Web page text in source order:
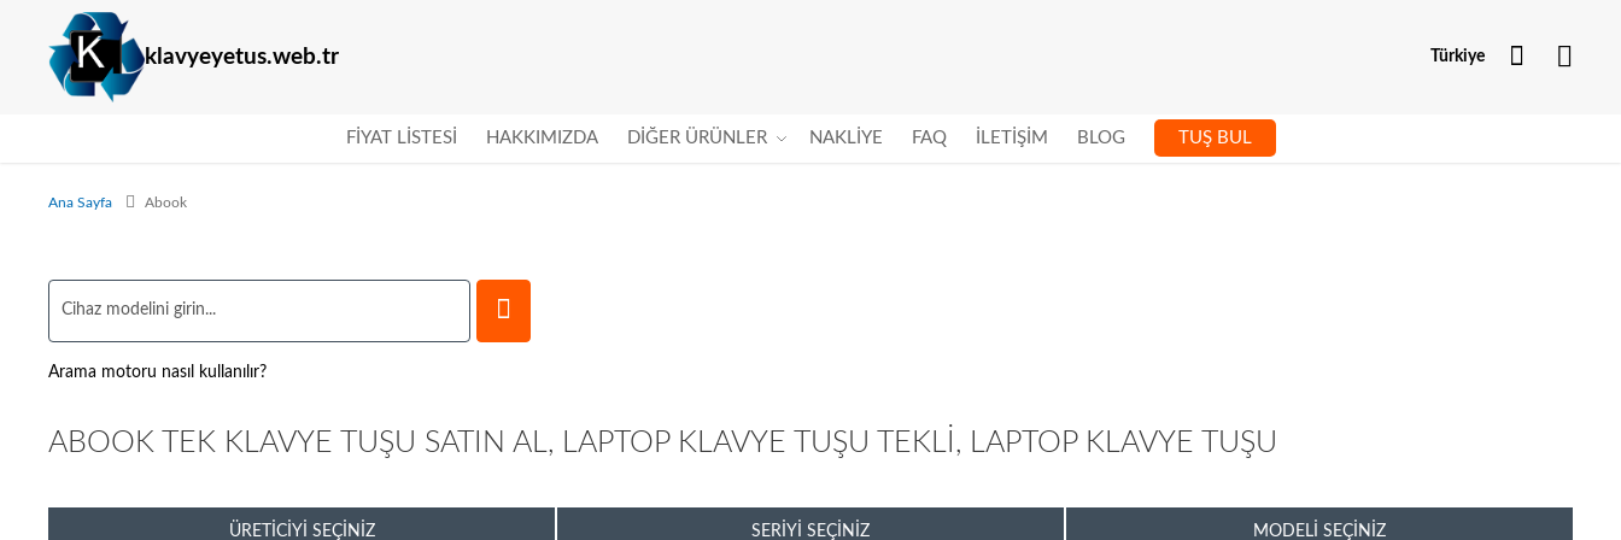
klavyeyetus.web.tr Türkiye
Hesabım
FIYAT LISTESI HAKKIMIZDA DIĞER ÜRÜNLER NAKLIYE FAQ İLETIŞIM BLOG TUŞ BUL
Ana Sayfa Abook
Arama motoru nasıl kullanılır?
ABOOK TEK KLAVYE TUŞU SATIN AL, LAPTOP KLAVYE TUŞU TEKLI, LAPTOP KLAVYE TUŞU
ÜRETICIYI SEÇINIZ SERIYI SEÇINIZ MODELI SEÇINIZ